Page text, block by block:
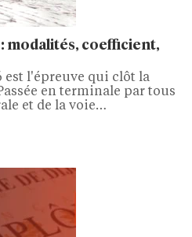
modalités, coefficient,
est l'épreuve qui clôt la
en terminale par tous
et de la voie
minutes face au jury. Avec